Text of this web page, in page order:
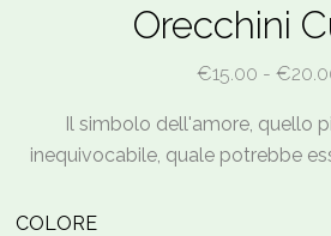
Orecchini
€15.00 - €
Il simbolo dell'amore, quello
inequivocabile, quale potrebbe
COLORE